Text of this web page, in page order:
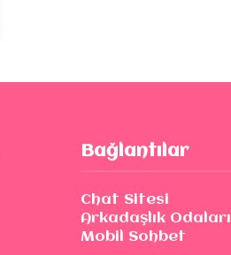
Bağlantılar
Chat Sitesi
Arkadaşlık Odaları
Mobil Sohbet